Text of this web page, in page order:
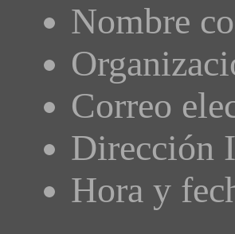
Nombre
Correo
Dirección
Hora y